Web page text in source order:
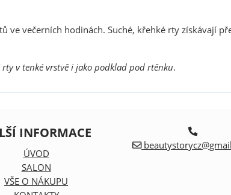
ve večerních hodinách. Suché, křehké rty získávají
v tenké vrstvě i jako podklad pod rtěnku.
INFORMACE
ÚVOD
SALON
VŠE O NÁKUPU